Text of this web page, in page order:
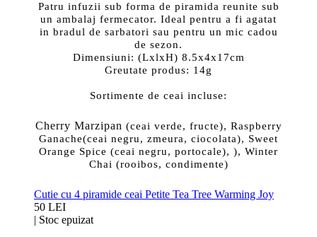
Patru infuzii sub forma de piramida reunite sub
un ambalaj fermecator. Ideal pentru a fi agatat
in bradul de sarbatori sau pentru un mic cadou
de sezon.
Dimensiuni: (LxlxH) 8.5x4x17cm
Greutate produs: 14g
Sortimente de ceai incluse:
Cherry Marzipan (ceai verde, fructe), Raspberry
Ganache(ceai negru, zmeura, ciocolata), Sweet
Orange Spice (ceai negru, portocale), ), Winter
Chai (rooibos, condimente)
Cutie cu 4 piramide ceai Petite Tea Tree Warming Joy
50 LEI
| Stoc epuizat